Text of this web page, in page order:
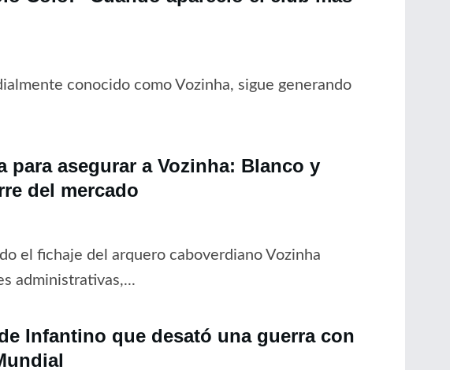
conocido como Vozinha, sigue generando
asegurar a Vozinha: Blanco y
del mercado
el fichaje del arquero caboverdiano Vozinha
administrativas,...
Infantino que desató una guerra con